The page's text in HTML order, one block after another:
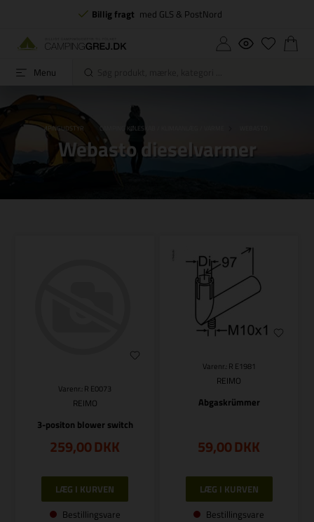
Billig fragt med GLS & PostNord
Menu
CAMPINGUDSTYR CAMPING KØLESKAB / KLIMAANLÆG / VARME
Webasto dieselvarmer
Varenr.: R E0073
REIMO
3-positon blower switch
259,00DKK
Bestillingsvare
Varenr.: R E1981
REIMO
Abgaskrümmer
59,00DKK
Bestillingsvare